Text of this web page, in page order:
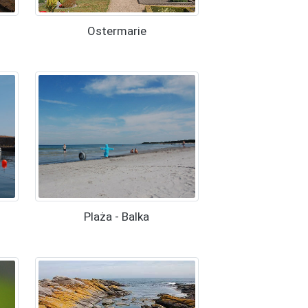
Ostermarie
Plaża - Balka